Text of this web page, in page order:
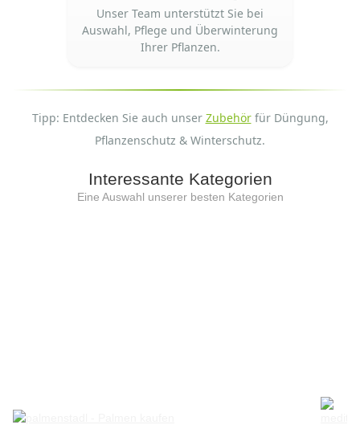
Unser Team unterstützt Sie bei
Auswahl, Pflege und Überwinterung
Ihrer Pflanzen.
Tipp: Entdecken Sie auch unser Zubehörfür Düngung,
Pflanzenschutz & Winterschutz.
Interessante Kategorien
Eine Auswahl unserer besten Kategorien